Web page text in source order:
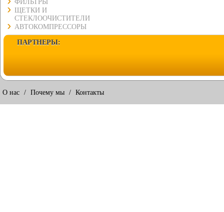
ФИЛЬТРЫ
ЩЕТКИ И
СТЕКЛООЧИСТИТЕЛИ
АВТОКОМПРЕССОРЫ
ПАРТНЕРЫ:
О нас / Почему мы / Контакты